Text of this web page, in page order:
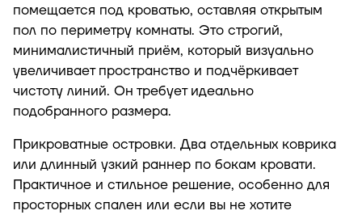
помещается под кроватью, оставляя открытым
пол по периметру комнаты. Это строгий,
минималистичный приём, который визуально
увеличивает пространство и подчёркивает
чистоту линий. Он требует идеально
подобранного размера.
Прикроватные островки. Два отдельных коврика
или длинный узкий раннер по бокам кровати.
Практичное и стильное решение, особенно для
просторных спален или если вы не хотите